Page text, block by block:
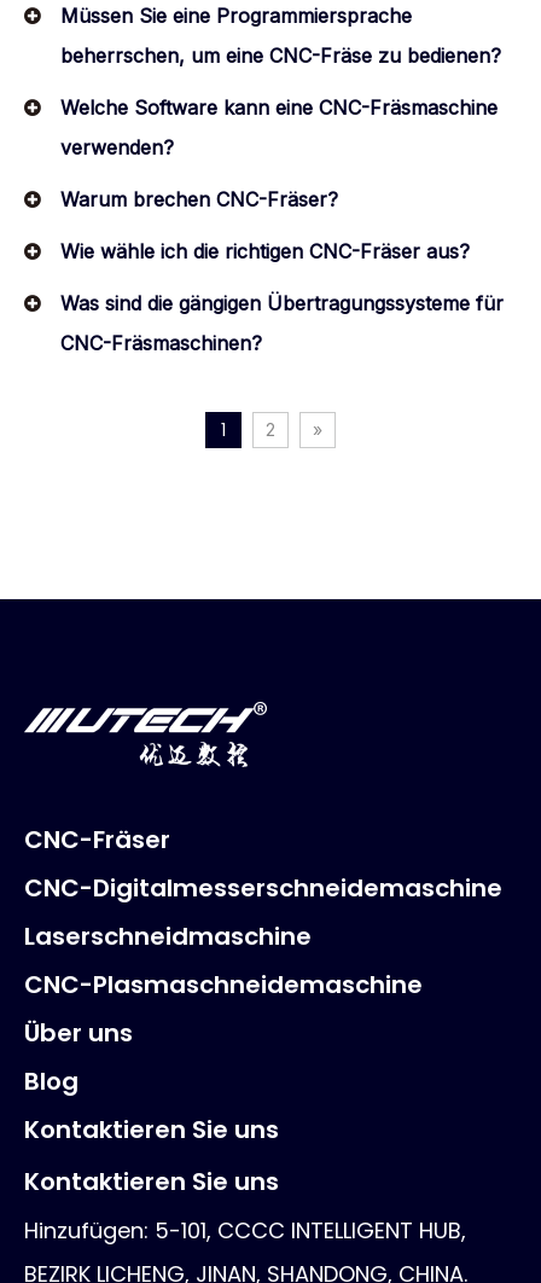
Müssen Sie eine Programmiersprache
beherrschen, um eine CNC-Fräse zu bedienen?
Welche Software kann eine CNC-Fräsmaschine
verwenden?
Warum brechen CNC-Fräser?
Wie wähle ich die richtigen CNC-Fräser aus?
Was sind die gängigen Übertragungssysteme für
CNC-Fräsmaschinen?
1 2 »
CNC-Fräser
CNC-Digitalmesserschneidemaschine
Laserschneidmaschine
CNC-Plasmaschneidemaschine
Über uns
Blog
Kontaktieren Sie uns
Kontaktieren Sie uns
Hinzufügen: 5-101, CCCC INTELLIGENT HUB,
BEZIRK LICHENG, JINAN, SHANDONG, CHINA.